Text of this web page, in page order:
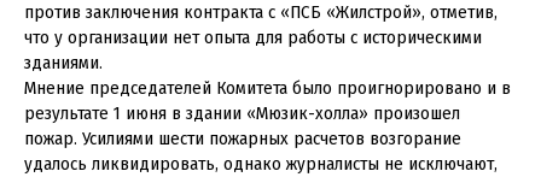
против заключения контракта с «ПСБ «Жилстрой», отметив,
что у организации нет опыта для работы с историческими
зданиями.
Мнение председателей Комитета было проигнорировано и в
результате 1 июня в здании «Мюзик-холла» произошел
пожар. Усилиями шести пожарных расчетов возгорание
удалось ликвидировать, однако журналисты не исключают,